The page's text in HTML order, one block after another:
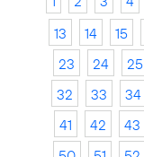
13
14 15
23
24 25
32
33 34
41
42 43